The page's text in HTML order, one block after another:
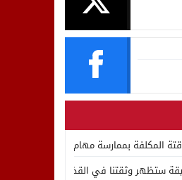
المكلفة بممارسة مهام المجلس الوطني
ستظهر وثقتنا في القضاء ثابتة